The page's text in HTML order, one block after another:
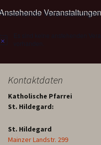
Veranstaltungen
Hinweis
Kontaktdaten
Katholische Pfarrei
St. Hildegard:
St. Hildegard
Mainzer Landstr. 299